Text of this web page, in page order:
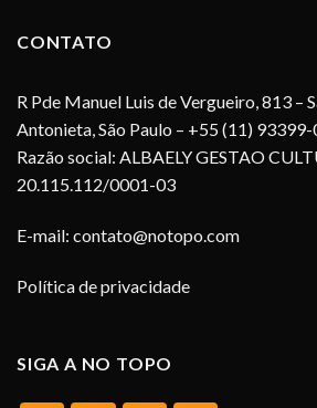
CONTATO
R Pde Manuel Luis de Vergueiro, 813 –
Antonieta, São Paulo – +55 (11)
Razão social: ALBAELY GESTAO
20.115.112/0001-03
E-mail: contato@notopo.com
Política de privacidade
SIGA A NO TOPO